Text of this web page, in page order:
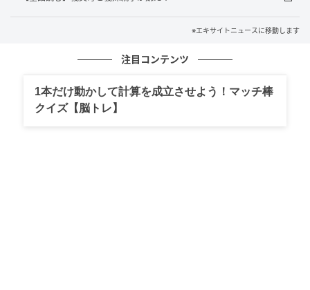
エキサイトニュース
※エキサイトニュースに移動します
注目コンテンツ
1本だけ動かして計算を成立させよう！マッチ棒
クイズ【脳トレ】